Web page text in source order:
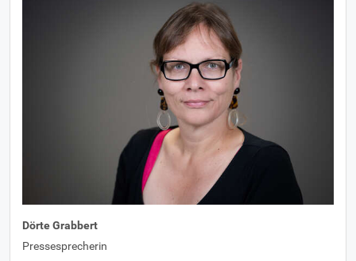
Dörte Grabbert
Pressesprecherin